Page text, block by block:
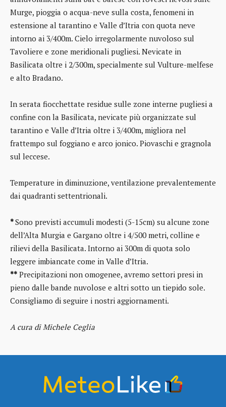
Murge, pioggia o acqua-neve sulla costa, fenomeni in
estensione al tarantino e Valle d’Itria con quota neve
intorno ai 3/400m. Cielo irregolarmente nuvoloso sul
Tavoliere e zone meridionali pugliesi. Nevicate in
Basilicata oltre i 2/300m, specialmente sul Vulture-melfese
e alto Bradano.
In serata fiocchettate residue sulle zone interne pugliesi a
confine con la Basilicata, nevicate più organizzate sul
tarantino e Valle d’Itria oltre i 3/400m, migliora nel
frattempo sul foggiano e arco jonico. Piovaschi e gragnola
sul leccese.
Temperature in diminuzione, ventilazione prevalentemente
dai quadranti settentrionali.
*Sono previsti accumuli modesti (5-15cm) su alcune zone
dell’Alta Murgia e Gargano oltre i 4/500 metri, colline e
rilievi della Basilicata. Intorno ai 300m di quota solo
leggere imbiancate come in Valle d’Itria.
** Precipitazioni non omogenee, avremo settori presi in
pieno dalle bande nuvolose e altri sotto un tiepido sole.
Consigliamo di seguire i nostri aggiornamenti.
A cura di Michele Ceglia